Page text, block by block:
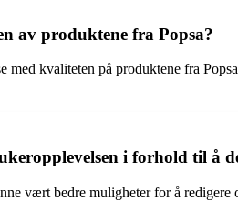
av produktene fra Popsa?
med kvaliteten på produktene fra
i forhold til å
vært bedre muligheter for å